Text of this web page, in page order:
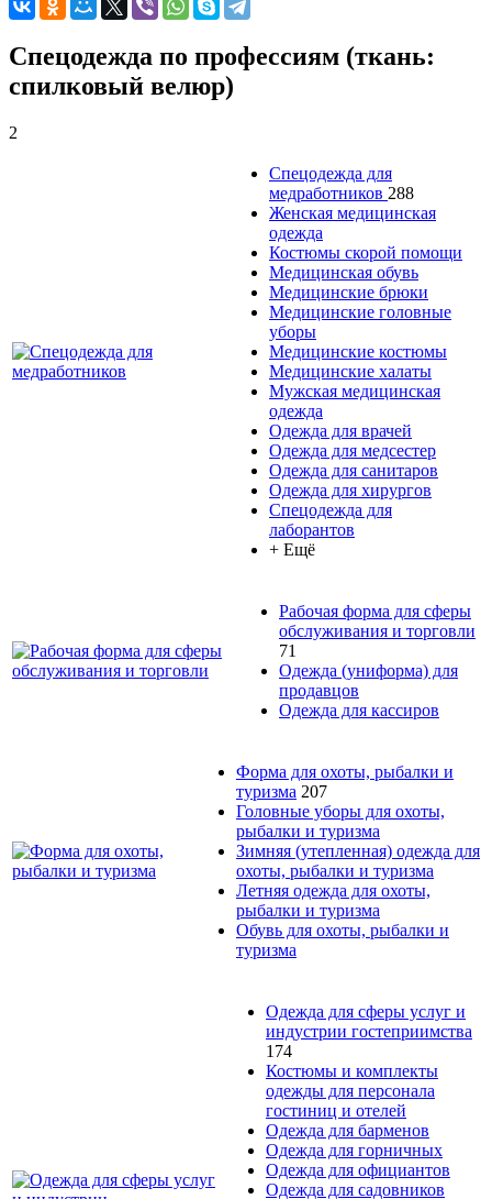
Спецодежда по профессиям (ткань:
спилковый велюр)
2
Спецодежда для
медработников 288
Женская медицинская
одежда
Костюмы скорой помощи
Медицинская обувь
Медицинские брюки
Медицинские головные
уборы
Медицинские костюмы
Медицинские халаты
Мужская медицинская
одежда
Одежда для врачей
Одежда для медсестер
Одежда для санитаров
Одежда для хирургов
Спецодежда для
лаборантов
+ Ещё
Рабочая форма для сферы
обслуживания и торговли
71
Одежда (униформа) для
продавцов
Одежда для кассиров
Форма для охоты, рыбалки и
туризма 207
Головные уборы для охоты,
рыбалки и туризма
Зимняя (утепленная) одежда для
охоты, рыбалки и туризма
Летняя одежда для охоты,
рыбалки и туризма
Обувь для охоты, рыбалки и
туризма
Одежда для сферы услуг и
индустрии гостеприимства
174
Костюмы и комплекты
одежды для персонала
гостиниц и отелей
Одежда для барменов
Одежда для горничных
Одежда для официантов
Одежда для садовников